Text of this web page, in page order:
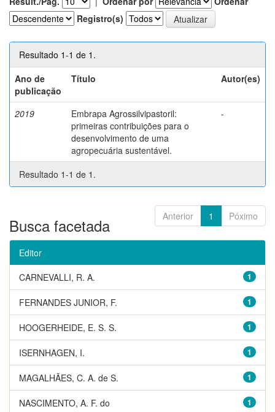
Registro(s)
Resultado 1-1 de 1.
Ano de
publicação
Título Autor(es)
2019
Embrapa Agrossilvipastoril:
primeiras contribuições para o
desenvolvimento de uma
agropecuária sustentável.
-
Resultado 1-1 de 1.
Anterior 1 Póximo
Busca facetada
Editor
1
CARNEVALLI, R. A.
1
FERNANDES JUNIOR, F.
1
HOOGERHEIDE, E. S. S.
1
ISERNHAGEN, I.
1
MAGALHÃES, C. A. de S.
1
NASCIMENTO, A. F. do